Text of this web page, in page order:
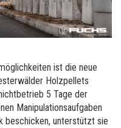
ist die neue
Holzpellets
5 Tage der
Manipulationsaufgaben
beschicken, unterstützt sie